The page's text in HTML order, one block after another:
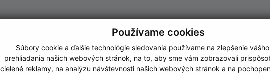
Používame cookies
Súbory cookie a ďalšie technológie sledovania používame na zlepšenie
prehliadania našich webových stránok, na to, aby sme vám zobrazovali
cielené reklamy, na analýzu návštevnosti našich webových stránok a na